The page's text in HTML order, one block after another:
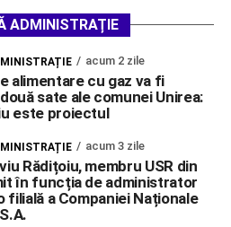
ADMINISTRAȚIE
acum 2 zile
alimentare cu gaz va fi
sate ale comunei Unirea:
este proiectul
acum 3 zile
Rădițoiu, membru USR din
în funcția de administrator
filială a Companiei Naționale